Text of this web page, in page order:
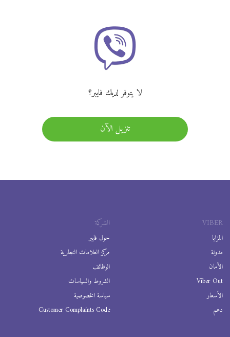
لا يتوفر لديك فايبر؟
تنزيل الآن
VIBER
المزايا
مدونة
الأمان
Viber Out
الأسعار
دعم
الشركة
حول فايبر
مركز العلامات التجارية
الوظائف
الشروط والسياسات
سياسة الخصوصية
Customer Complaints Code